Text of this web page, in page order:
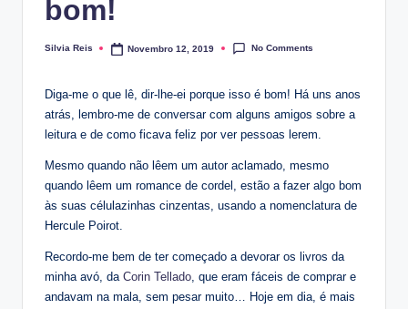
bom!
Posted
Silvia Reis Novembro 12, 2019 No Comments
Diga-me o que lê, dir-lhe-ei porque isso é bom! Há uns anos
atrás, lembro-me de conversar com alguns amigos sobre a
leitura e de como ficava feliz por ver pessoas lerem.
Mesmo quando não lêem um autor aclamado, mesmo
quando lêem um romance de cordel, estão a fazer algo bom
às suas célulazinhas cinzentas, usando a nomenclatura de
Hercule Poirot.
Recordo-me bem de ter começado a devorar os livros da
minha avó, da Corin Tellado, que eram fáceis de comprar e
andavam na mala, sem pesar muito… Hoje em dia, é mais